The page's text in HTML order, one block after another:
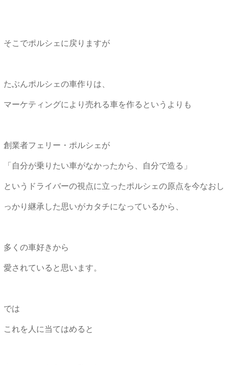
そこでポルシェに戻りますが
たぶんポルシェの車作りは、
マーケティングにより売れる車を作るというよりも
創業者フェリー・ポルシェが
「自分が乗りたい車がなかったから、自分で造る」
というドライバーの視点に立ったポルシェの原点を今なおし
っかり継承した思いがカタチになっているから、
多くの車好きから
愛されていると思います。
では
これを人に当てはめると